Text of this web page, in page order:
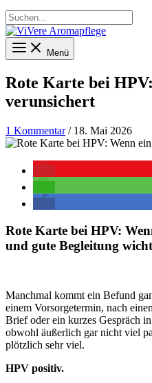
Suchen...
Menü
Rote Karte bei
verunsichert
1 Kommentar / 18. Mai 2026
Rote Karte bei HPV:
und gute Begleitung
Manchmal kommt ein Befund
einem Vorsorgetermin, nach
Brief oder ein kurzes Gespräch
obwohl äußerlich gar nicht viel
plötzlich sehr viel.
HPV positiv.